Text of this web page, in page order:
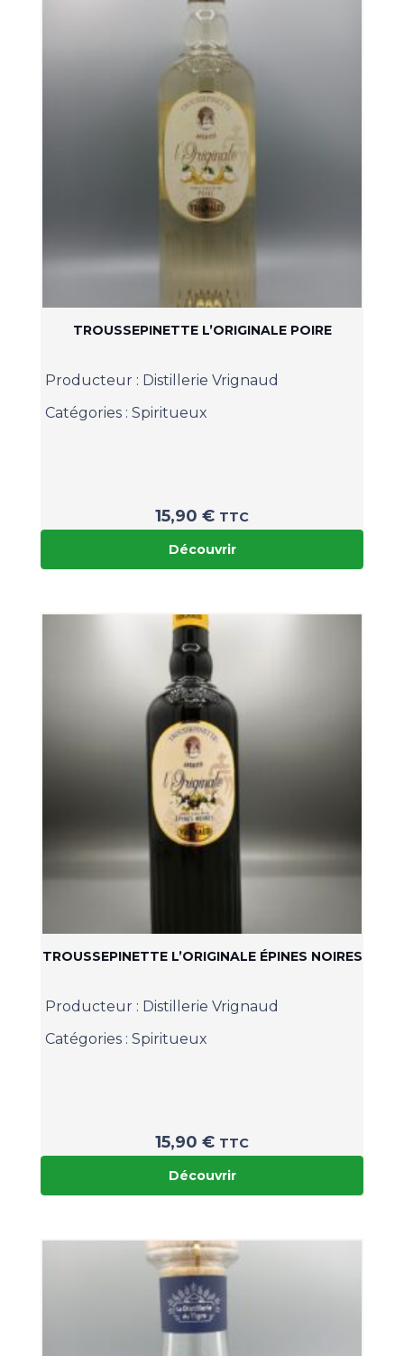
TROUSSEPINETTE L’ORIGINALE POIRE
Producteur : Distillerie Vrignaud
Catégories : Spiritueux
15,90 € TTC
Découvrir
TROUSSEPINETTE L’ORIGINALE ÉPINES NOIRES
Producteur : Distillerie Vrignaud
Catégories : Spiritueux
15,90 € TTC
Découvrir